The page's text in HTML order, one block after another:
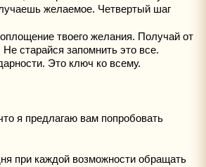
желаемое. Четвертый шаг
твоего желания. Получай от
Не старайся запомнить это все.
Это ключ ко всему.
я предлагаю вам попробовать
при каждой возможности обращать